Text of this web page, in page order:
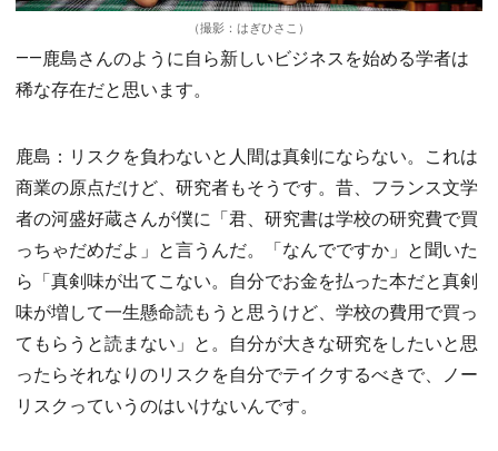
（撮影：はぎひさこ）
――鹿島さんのように自ら新しいビジネスを始める学者は
稀な存在だと思います。
鹿島：リスクを負わないと人間は真剣にならない。これは
商業の原点だけど、研究者もそうです。昔、フランス文学
者の河盛好蔵さんが僕に「君、研究書は学校の研究費で買
っちゃだめだよ」と言うんだ。「なんでですか」と聞いた
ら「真剣味が出てこない。自分でお金を払った本だと真剣
味が増して一生懸命読もうと思うけど、学校の費用で買っ
てもらうと読まない」と。自分が大きな研究をしたいと思
ったらそれなりのリスクを自分でテイクするべきで、ノー
リスクっていうのはいけないんです。